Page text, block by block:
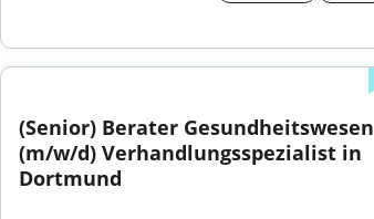
(Senior) Berater Gesundheitswesen
(m/w/d) Verhandlungsspezialist in
Dortmund